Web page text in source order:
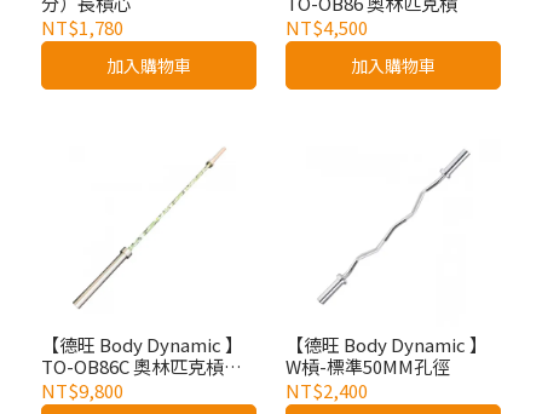
NT$1,780
加入購物車
NT$4,500
加入購物車
【德旺 Body Dynamic 】
TO-OB86C 奧林匹克槓
(CERAKOTE材質)
NT$9,800
【德旺 Body Dynamic 】
W槓-標準50MM孔徑
NT$2,400